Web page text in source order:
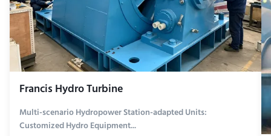
Francis Hydro Turbine
Multi-scenario Hydropower Station-adapted Units:
Customized Hydro Equipment...